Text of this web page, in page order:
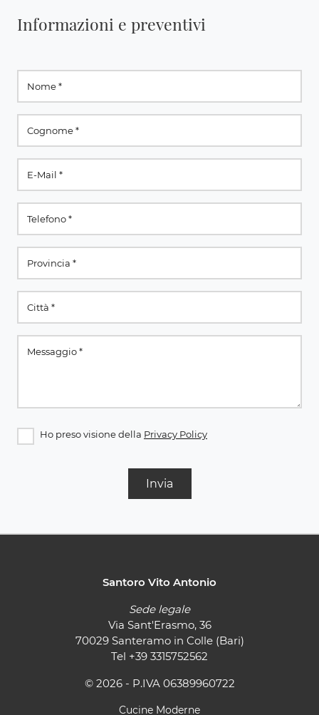
Informazioni e preventivi
Ho preso visione della Privacy Policy
Invia
Santoro Vito Antonio
Sede legale
Via Sant'Erasmo, 36
70029 Santeramo in Colle (Bari)
Tel +39 3315752562
© 2026 - P.IVA 06389960722
Cucine Moderne